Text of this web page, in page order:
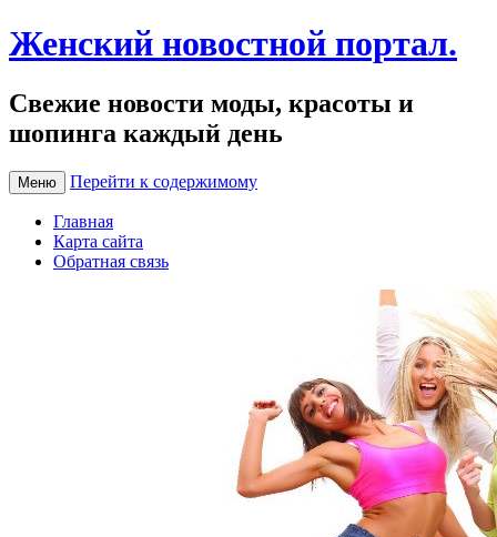
Женский новостной портал.
Свежие новости моды, красоты и
шопинга каждый день
Меню Перейти к содержимому
Главная
Карта сайта
Обратная связь